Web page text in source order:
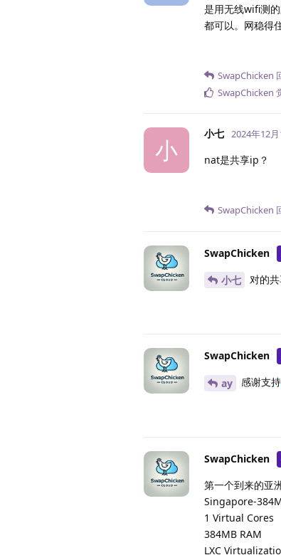
是用无线wifi测
都可以。网稳得
SwapChicken
SwapChicken
小
小七 2024年12
nat是共享ip？
SwapChicken
SwapChicken
小七 对的
SwapChicken
ay 感谢支持
SwapChicken
第一个到来的亚
Singapore-
1 Virtual Cores
384MB RAM
LXC